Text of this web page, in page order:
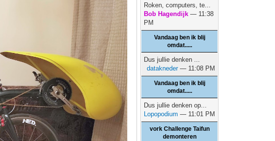
Roken, computers, te...
Bob Hagendijk — 11:38
PM
Vandaag ben ik blij
omdat.....
Dus jullie denken ...
datakneder— 11:08 PM
Vandaag ben ik blij
omdat.....
Dus jullie denken op...
Lopopodium — 11:01 PM
vork Challenge Taifun
demonteren